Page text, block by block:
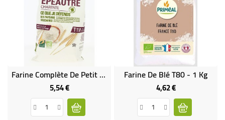
Farine Complète De Petit Épeautre Bio Et Équitable T110
5,54 €Prix
Farine De Blé T80 - 1 Kg
4,62 €Prix